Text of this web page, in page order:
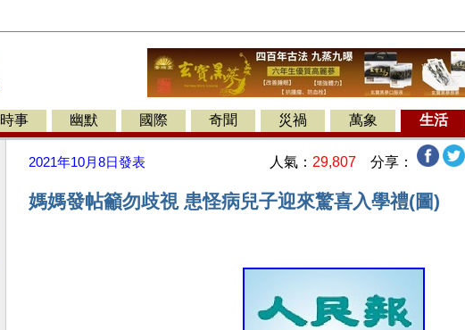
時事 幽默 國際 奇聞 災禍 萬象 生活
2021年10月8日發表 人氣： 29,807 分享：
媽媽發帖籲勿歧視 患怪病兒子迎來驚喜入學禮(圖)